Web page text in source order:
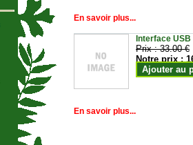
En savoir plus...
Interface
Prix :33.00 €
Notre prix :
Ajouter au
En savoir plus...